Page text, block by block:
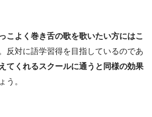
こよく巻き舌の歌を歌いたい方にはこ
。反対に語学習得を目指しているのであ
てくれるスクールに通うと同様の効果
う。